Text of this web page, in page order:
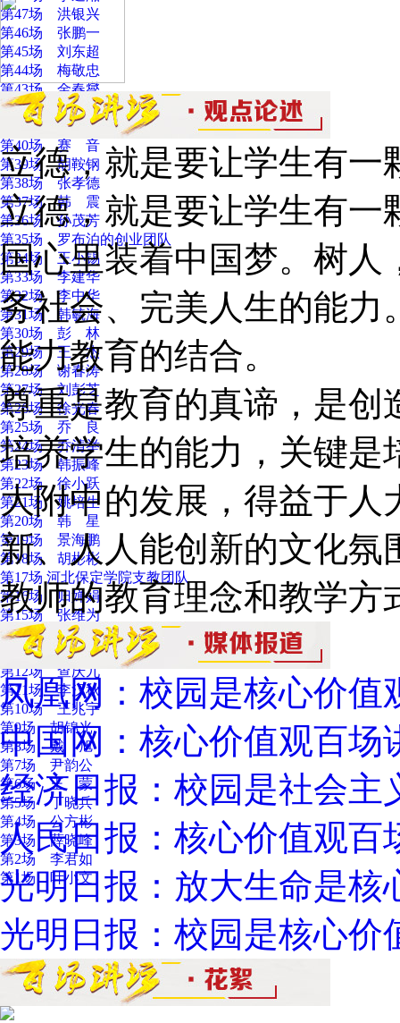
第47场 洪银兴
第46场 张鹏一
第45场 刘东超
第44场 梅敬忠
第43场 金春燮
第42场 郝立新
第41场 胡占凡
第40场 赛 音
第39场 胡鞍钢
第38场 张孝德
第37场 韩 震
第36场 孙茂芳
第35场 罗布泊的创业团队
第34场 王小锡
第33场 李建华
第32场 李中华
第31场 韩毓海
第30场 彭 林
第29场 王 杰
第28场 谢春涛
第27场 刘彭芝
第26场 徐光春
第25场 乔 良
第24场 乔清举
第23场 韩振峰
第22场 徐小跃
第21场 姚培生
第20场 韩 星
第19场 景海鹏
第18场 胡彬彬
第17场 河北保定学院支教团队
第16场 归婵娟
第15场 张维为
第14场 韩庆祥
第13场 翟风竹
第12场 查庆九
第11场 李汉秋
第10场 王兆宇
第9场 胡锦光
第8场 戴 旭
第7场 尹韵公
第6场 王 蒙
第5场 丁晓兵
第4场 公方彬
第3场 薛晓峰
第2场 李君如
第1场 叶小文
立德，就是要让学生有一
立德，就是要让学生有一
国心里装着中国梦。树人
务社会、完美人生的能力
能力教育的结合。
尊重是教育的真谛，是创
培养学生的能力，关键是
大附中的发展，得益于人
新、人人能创新的文化氛
教师的教育理念和教学方
凤凰网：校园是核心价值
中国网：核心价值观百场
经济日报：校园是社会主
人民日报：核心价值观百
光明日报：放大生命是核
光明日报：校园是核心价